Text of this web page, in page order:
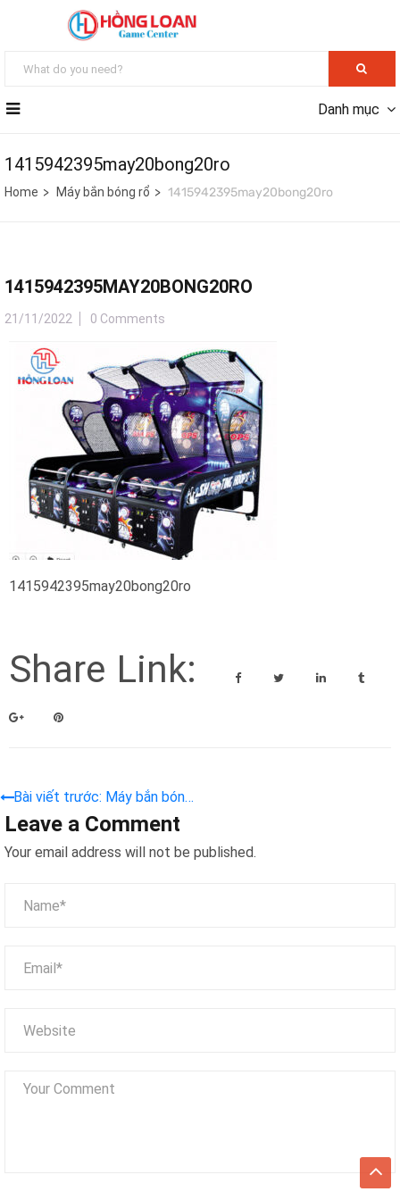
Danh mục
1415942395may20bong20ro
Home Máy bắn bóng rổ 1415942395may20bong20ro
1415942395MAY20BONG20RO
21/11/2022 0 Comments
1415942395may20bong20ro
Share Link:
Bài viết trước: Máy bắn bóng
rổ
Leave a Comment
Your email address will not be published.